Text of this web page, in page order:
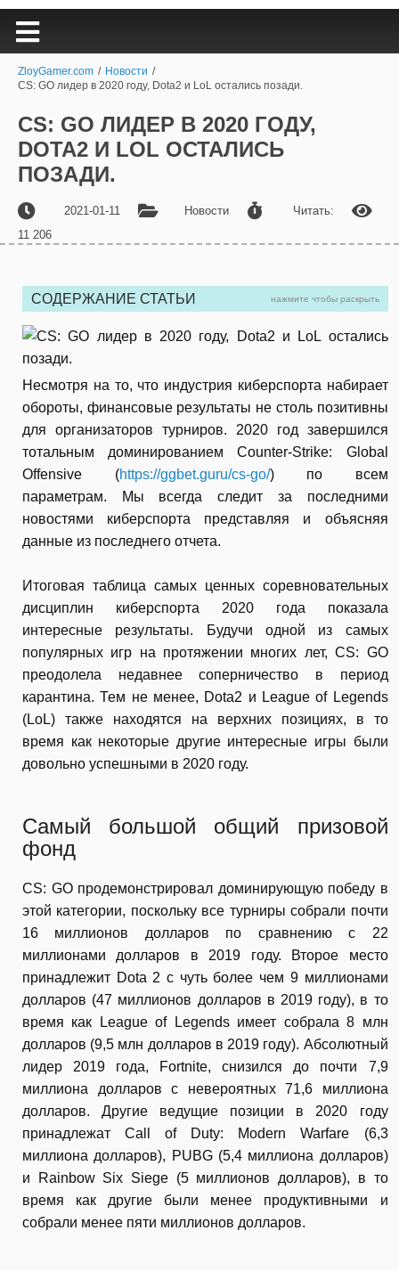
ZloyGamer.com / Новости /
CS: GO лидер в 2020 году, Dota2 и LoL остались позади.
CS: GO ЛИДЕР В 2020 ГОДУ,
DOTA2 И LOL ОСТАЛИСЬ
ПОЗАДИ.
2021-01-11 Новости
Читать:
11 206
СОДЕРЖАНИЕ СТАТЬИ нажмите чтобы раскрыть
Несмотря на то, что индустрия киберспорта набирает
обороты, финансовые результаты не столь позитивны
для организаторов турниров. 2020 год завершился
тотальным доминированием Counter-Strike: Global
Offensive (https://ggbet.guru/cs-go/) по всем
параметрам. Мы всегда следит за последними
новостями киберспорта представляя и объясняя
данные из последнего отчета.
Итоговая таблица самых ценных соревновательных
дисциплин киберспорта 2020 года показала
интересные результаты. Будучи одной из самых
популярных игр на протяжении многих лет, CS: GO
преодолела недавнее соперничество в период
карантина. Тем не менее, Dota2 и League of Legends
(LoL) также находятся на верхних позициях, в то
время как некоторые другие интересные игры были
довольно успешными в 2020 году.
Самый большой общий призовой
фонд
CS: GO продемонстрировал доминирующую победу в
этой категории, поскольку все турниры собрали почти
16 миллионов долларов по сравнению с 22
миллионами долларов в 2019 году. Второе место
принадлежит Dota 2 с чуть более чем 9 миллионами
долларов (47 миллионов долларов в 2019 году), в то
время как League of Legends имеет собрала 8 млн
долларов (9,5 млн долларов в 2019 году). Абсолютный
лидер 2019 года, Fortnite, снизился до почти 7,9
миллиона долларов с невероятных 71,6 миллиона
долларов. Другие ведущие позиции в 2020 году
принадлежат Call of Duty: Modern Warfare (6,3
миллиона долларов), PUBG (5,4 миллиона долларов)
и Rainbow Six Siege (5 миллионов долларов), в то
время как другие были менее продуктивными и
собрали менее пяти миллионов долларов.